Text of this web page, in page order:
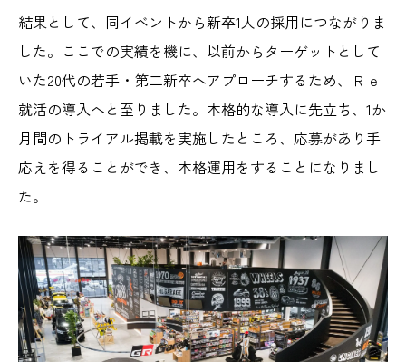
結果として、同イベントから新卒1人の採用につながりま
した。ここでの実績を機に、以前からターゲットとして
いた20代の若手・第二新卒へアプローチするため、Ｒｅ
就活の導入へと至りました。本格的な導入に先立ち、1か
月間のトライアル掲載を実施したところ、応募があり手
応えを得ることができ、本格運用をすることになりまし
た。